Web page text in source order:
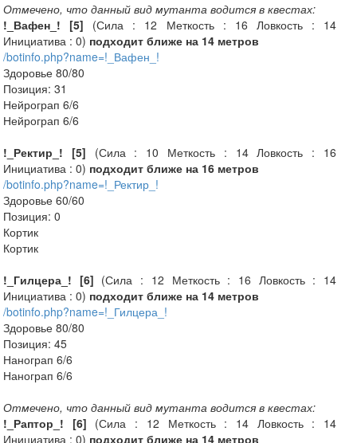
Отмечено, что данный вид мутанта водится в квестах:
!_Вафен_! [5] (Сила : 12 Меткость : 16 Ловкость : 14
Инициатива : 0) подходит ближе на 14 метров
/botinfo.php?name=!_Вафен_!
Здоровье 80/80
Позиция: 31
Нейрограп 6/6
Нейрограп 6/6
!_Ректир_! [5] (Сила : 10 Меткость : 14 Ловкость : 16
Инициатива : 0) подходит ближе на 16 метров
/botinfo.php?name=!_Ректир_!
Здоровье 60/60
Позиция: 0
Кортик
Кортик
!_Гилцера_! [6] (Сила : 12 Меткость : 16 Ловкость : 14
Инициатива : 0) подходит ближе на 14 метров
/botinfo.php?name=!_Гилцера_!
Здоровье 80/80
Позиция: 45
Нанограп 6/6
Нанограп 6/6
Отмечено, что данный вид мутанта водится в квестах:
!_Раптор_! [6] (Сила : 12 Меткость : 14 Ловкость : 14
Инициатива : 0) подходит ближе на 14 метров